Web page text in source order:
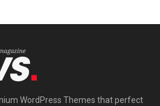
WordPress Themes that perfect